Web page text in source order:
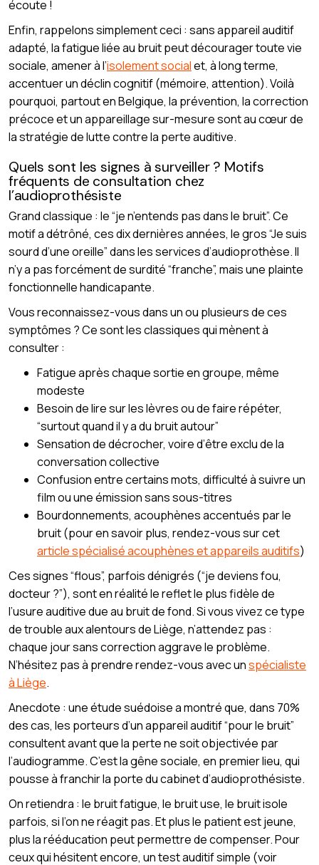
écoute !
Enfin, rappelons simplement ceci : sans appareil auditif
adapté, la fatigue liée au bruit peut décourager toute vie
sociale, amener à l’isolement socialet, à long terme,
accentuer un déclin cognitif (mémoire, attention). Voilà
pourquoi, partout en Belgique, la prévention, la correction
précoce et un appareillage sur-mesure sont au cœur de
la stratégie de lutte contre la perte auditive.
Quels sont les signes à surveiller ? Motifs
fréquents de consultation chez
l’audioprothésiste
Grand classique : le “je n’entends pas dans le bruit”. Ce
motif a détrôné, ces dix dernières années, le gros “Je suis
sourd d’une oreille” dans les services d’audioprothèse. Il
n’y a pas forcément de surdité “franche”, mais une plainte
fonctionnelle handicapante.
Vous reconnaissez-vous dans un ou plusieurs de ces
symptômes ? Ce sont les classiques qui mènent à
consulter :
Fatigue après chaque sortie en groupe, même
modeste
Besoin de lire sur les lèvres ou de faire répéter,
“surtout quand il y a du bruit autour”
Sensation de décrocher, voire d’être exclu de la
conversation collective
Confusion entre certains mots, difficulté à suivre un
film ou une émission sans sous-titres
Bourdonnements, acouphènes accentués par le
bruit (pour en savoir plus, rendez-vous sur cet
article spécialisé acouphènes et appareils auditifs)
Ces signes “flous”, parfois dénigrés (“je deviens fou,
docteur ?”), sont en réalité le reflet le plus fidèle de
l’usure auditive due au bruit de fond. Si vous vivez ce type
de trouble aux alentours de Liège, n’attendez pas :
chaque jour sans correction aggrave le problème.
N’hésitez pas à prendre rendez-vous avec unspécialiste
à Liège.
Anecdote : une étude suédoise a montré que, dans 70%
des cas, les porteurs d’un appareil auditif “pour le bruit”
consultent avant que la perte ne soit objectivée par
l’audiogramme. C’est la gêne sociale, en premier lieu, qui
pousse à franchir la porte du cabinet d’audioprothésiste.
On retiendra : le bruit fatigue, le bruit use, le bruit isole
parfois, si l’on ne réagit pas. Et plus le patient est jeune,
plus la rééducation peut permettre de compenser. Pour
ceux qui hésitent encore, un test auditif simple (voir